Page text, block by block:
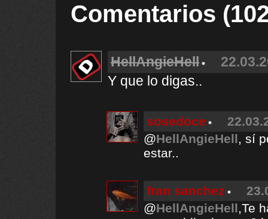
Comentarios
HellAngieHell
Y que lo digas..
sosedoce
@HellAngieHell, sí
estar..
fran sanchez
@HellAngieHell,Te